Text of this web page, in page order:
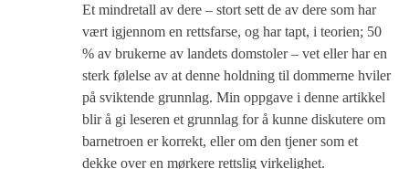
Et mindretall av dere – stort sett de av dere som har
vært igjennom en rettsfarse, og har tapt, i teorien; 50
% av brukerne av landets domstoler – vet eller har en
sterk følelse av at denne holdning til dommerne hviler
på sviktende grunnlag. Min oppgave i denne artikkel
blir å gi leseren et grunnlag for å kunne diskutere om
barnetroen er korrekt, eller om den tjener som et
dekke over en mørkere rettslig virkelighet.